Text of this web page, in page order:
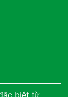
biệt từ